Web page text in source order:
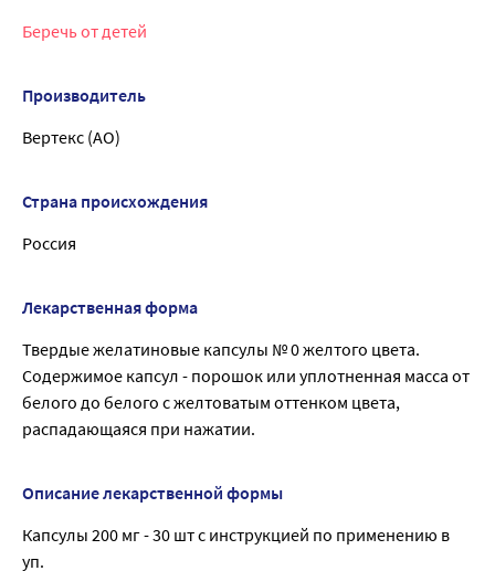
Беречь от детей
Производитель
Вертекс (АО)
Страна происхождения
Россия
Лекарственная форма
Твердые желатиновые капсулы № 0 желтого цвета.
Содержимое капсул - порошок или уплотненная масса от
белого до белого с желтоватым оттенком цвета,
распадающаяся при нажатии.
Описание лекарственной формы
Капсулы 200 мг - 30 шт с инструкцией по применению в
уп.